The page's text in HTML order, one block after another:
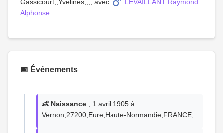
Gassicourt,,Yvelines,,,, avec
LEVAILLANT Raymond
Alphonse
📅 Événements
👶 Naissance , 1 avril 1905 à
Vernon,27200,Eure,Haute-Normandie,FRANCE,